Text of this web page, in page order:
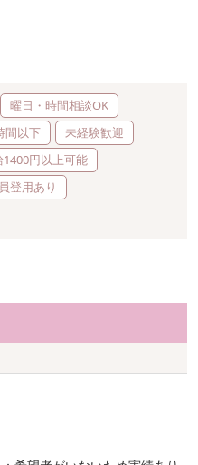
曜日・時間相談OK
間以下
未経験歓迎
1400円以上可能
登用あり